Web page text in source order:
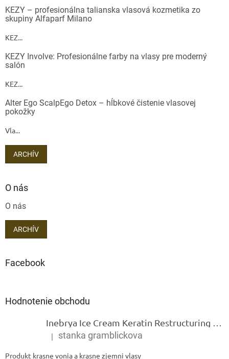
KEZY – profesionálna talianska vlasová kozmetika zo
skupiny Alfaparf Milano
KEZ...
KEZY Involve: Profesionálne farby na vlasy pre moderný
salón
KEZ...
Alter Ego ScalpEgo Detox – hĺbkové čistenie vlasovej
pokožky
Vla...
ARCHÍV
O nás
O nás
ARCHÍV
Facebook
Hodnotenie obchodu
Hodnotenie produktu je 5 z 5 hviezdičiek.
| stanka gramblickova
Produkt krasne vonia a krasne zjemni vlasy